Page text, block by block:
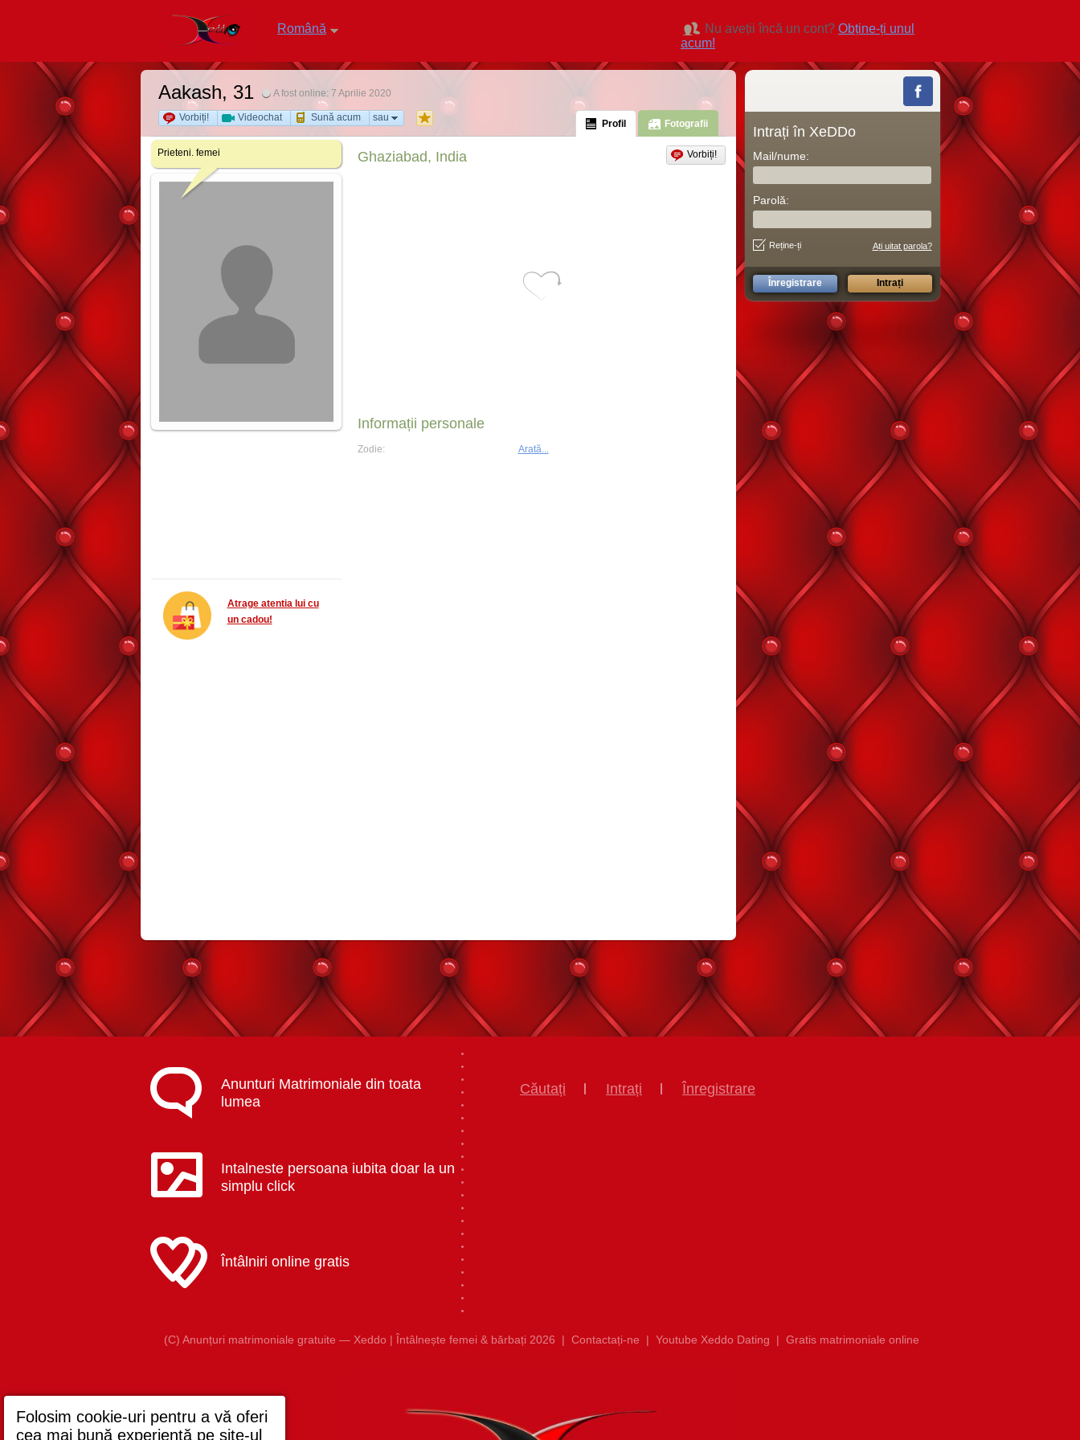
Română Nu aveții încă un cont? Obține-ți unul
acum!
Aakash, 31 A fost online: 7 Aprilie 2020
Vorbiți! Videochat Sună acum sau
Profil Fotografii
Prieteni. femei
Atrage atentia lui cu
un cadou!
Vorbiți!
Ghaziabad, India
Informații personale
Zodie: Arată...
Intrați în XeDDo
Mail/nume:
Parolă:
Reține-ți Ați uitat parola?
Anunturi Matrimoniale din toata
lumea
Intalneste persoana iubita doar la un
simplu click
Întâlniri online gratis
Căutați Intrați Înregistrare
(C) Anunțuri matrimoniale gratuite — Xeddo | Întâlnește femei & bărbați 2026 | Contactați-ne | Youtube Xeddo Dating | Gratis matrimoniale online
Folosim cookie-uri pentru a vă oferi
cea mai bună experiență pe site-ul